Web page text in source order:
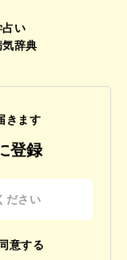
占い
辞典
きます
登録
意する